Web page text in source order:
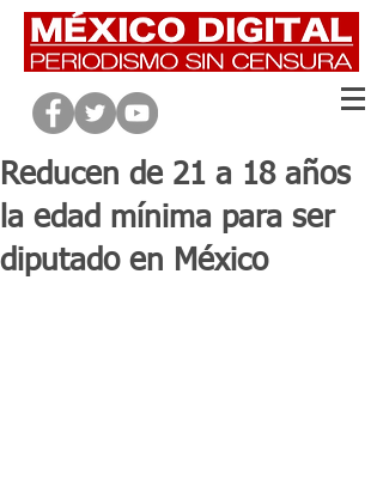
Reducen de 21 a 18 años
la edad mínima para ser
diputado en México